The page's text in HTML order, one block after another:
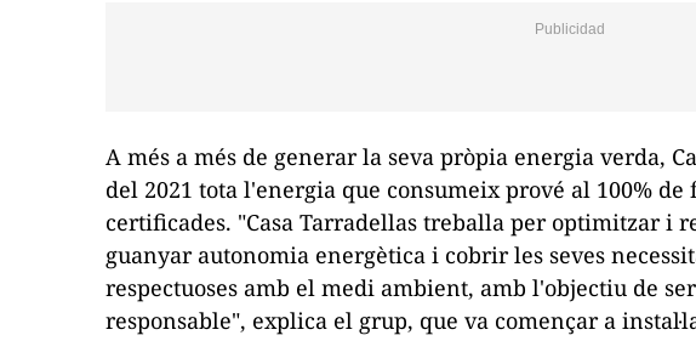
A més a més de generar la seva pròpia energia verda,
del 2021 tota l'energia que consumeix prové al 100%
certificades. "Casa Tarradellas treballa per optimitzar i
guanyar autonomia energètica i cobrir les seves
respectuoses amb el medi ambient, amb l'objectiu de
responsable", explica el grup, que va començar a